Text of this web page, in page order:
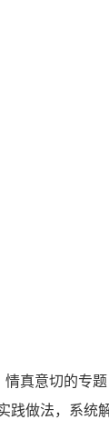
情真意切的专题
践做法，系统